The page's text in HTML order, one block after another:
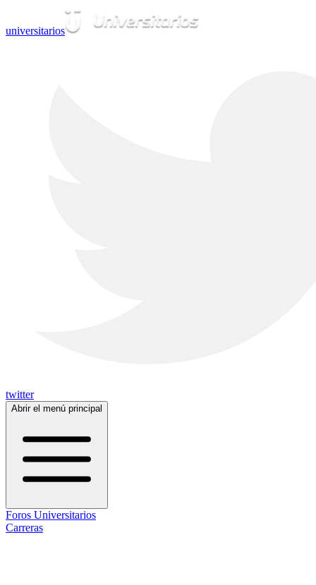
universitarios
twitter
Abrir el menú principal
Foros Universitarios
Carreras